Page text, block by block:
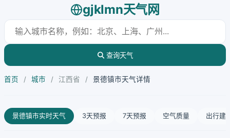
gjklmn天气网
查询天气
首页 / 城市 / 江西省 / 景德镇市天气详情
景德镇市实时天气 3天预报 7天预报 空气质量 出行建